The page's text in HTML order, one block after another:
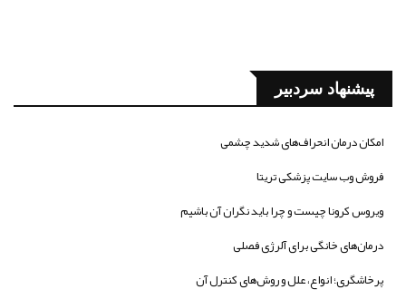
پیشنهاد سردبیر
امکان درمان انحراف‌های شدید چشمی
فروش وب سایت پزشکی تریتا
ویروس کرونا چیست و چرا باید نگران آن باشیم
درمان‌های خانگی برای آلرژی فصلی
پرخاشگری؛ انواع، علل و روش‌های کنترل آن